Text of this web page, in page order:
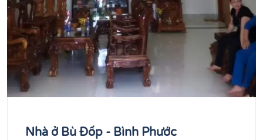
Nhà ở Bù Đốp - Bình Phước